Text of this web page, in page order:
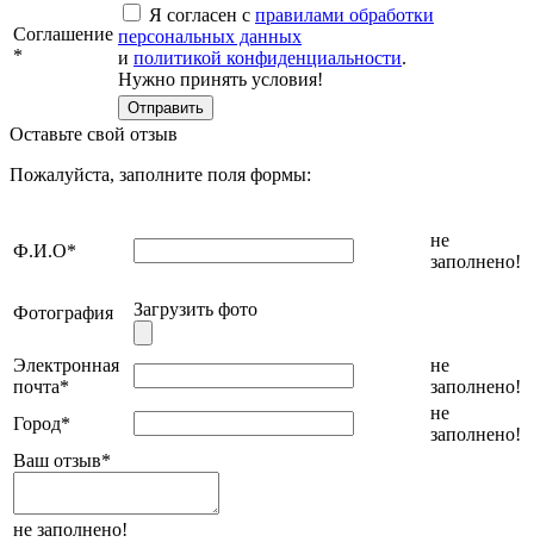
Соглашение
*
Я согласен с правилами обработки
персональных данных
и политикой конфиденциальности.
Нужно принять условия!
Оставьте свой отзыв
Пожалуйста, заполните поля формы:
Ф.И.О*
не
заполнено!
Фотография Загрузить фото
Электронная
почта*
не
заполнено!
Город*
не
заполнено!
Ваш отзыв*
не заполнено!